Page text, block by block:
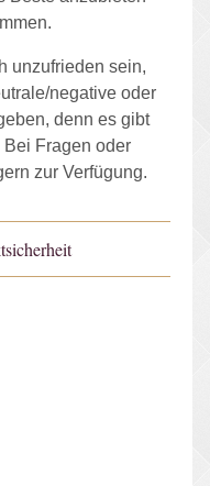
unzufrieden sein,
negative oder
denn es gibt
Fragen oder
zur Verfügung.